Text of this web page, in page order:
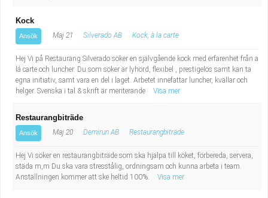
Kock
Ansök Maj 21 Silverado AB Kock, à la carte
Hej Vi på Restaurang Silverado söker en självgående kock med erfarenhet från a
lá carte och luncher. Du som söker är lyhörd, flexibel , prestigelös samt kan ta
egna initiativ, samt vara en del i laget. Arbetet innefattar luncher, kvällar och
helger. Svenska i tal & skrift är meriterande
Visa mer
Restaurangbiträde
Ansök Maj 20 Demirun AB Restaurangbiträde
Hej Vi söker en restaurangbiträde som ska hjälpa till köket, förbereda, servera,
städa m,m Du ska vara stresstålig, ordningsam och kunna arbeta i team.
Anställningen kommer att ske heltid 100%.
Visa mer